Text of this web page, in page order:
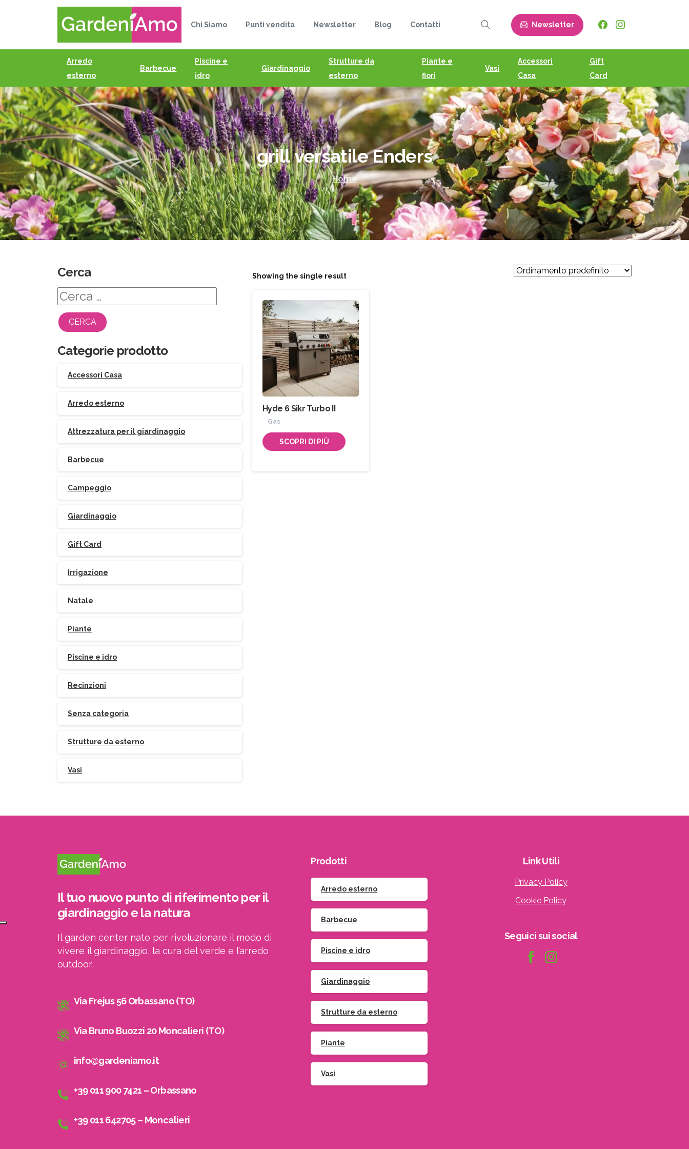
Chi Siamo Punti vendita Newsletter Blog Contatti
Search
Newsletter
Arredo
esterno
Barbecue
Piscine e
idro
Giardinaggio
Strutture da
esterno
Piante e
fiori
Vasi
Accessori
Casa
Gift
Card
grillversatileEnders
Home
Showing the single result
Hyde 6 Sikr Turbo II
Gas
SCOPRI DI PIÙ
Cerca
Ricerca
per:
Categorie prodotto
Accessori Casa
Arredo esterno
Attrezzatura per il giardinaggio
Barbecue
Campeggio
Giardinaggio
Gift Card
Irrigazione
Natale
Piante
Piscine e idro
Recinzioni
Senza categoria
Strutture da esterno
Vasi
Il tuo nuovo punto di riferimento per il
giardinaggio e la natura
Il garden center nato per rivoluzionare il modo di
vivere il giardinaggio, la cura del verde e l’arredo
outdoor.
Via Frejus 56 Orbassano (TO)
Via Bruno Buozzi 20 Moncalieri (TO)
info@gardeniamo.it
+39 011 900 7421 – Orbassano
+39 011 642705 – Moncalieri
Prodotti
Arredo esterno
Barbecue
Piscine e idro
Giardinaggio
Strutture da esterno
Piante
Vasi
LinkUtili
Privacy Policy
Cookie Policy
Seguicisuisocial
alla
Indirizzo email: